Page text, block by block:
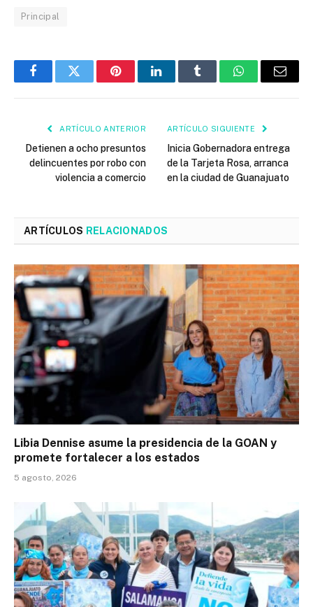
Principal
FacebookTwitter PinterestLinkedInTumblr WhatsAppEmail
ARTÍCULO ANTERIOR
Detienen a ocho presuntos
delincuentes por robo con
violencia a comercio
ARTÍCULO SIGUIENTE
Inicia Gobernadora entrega
de la Tarjeta Rosa, arranca
en la ciudad de Guanajuato
ARTÍCULOS RELACIONADOS
Libia Dennise asume la presidencia de la GOAN y
promete fortalecer a los estados
5 agosto, 2026